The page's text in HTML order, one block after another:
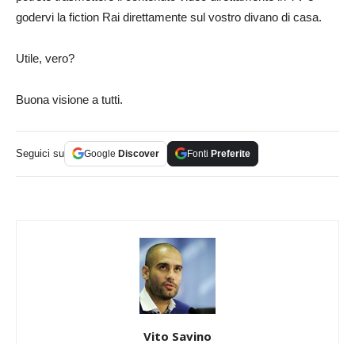
godervi la fiction Rai direttamente sul vostro divano di casa.
Utile, vero?
Buona visione a tutti.
Seguici su Google Discover Fonti Preferite
Vito Savino